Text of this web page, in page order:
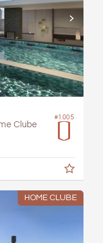
#1.005
Clube
HOME CLUBE